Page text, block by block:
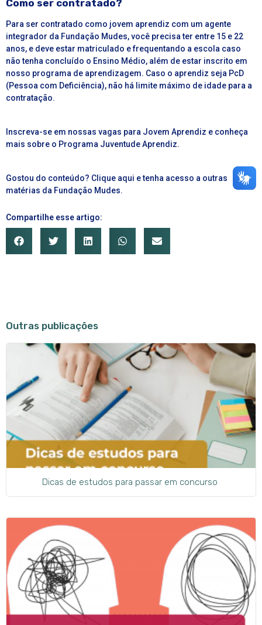
Como ser contratado?
Para ser contratado como jovem aprendiz com um agente
integrador da Fundação Mudes, você precisa ter entre 15 e 22
anos, e deve estar matriculado e frequentando a escola caso
não tenha concluído o Ensino Médio, além de estar inscrito em
nosso programa de aprendizagem. Caso o aprendiz seja PcD
(Pessoa com Deficiência), não há limite máximo de idade para a
contratação.
Inscreva-se em nossas vagas para Jovem Aprendiz e conheça
mais sobre o Programa Juventude Aprendiz.
Gostou do conteúdo? Clique aqui e tenha acesso a outras
matérias da Fundação Mudes.
Compartilhe esse artigo:
Outras publicações
Dicas de estudos para passar em concurso